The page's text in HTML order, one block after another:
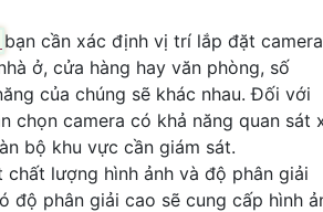
bạn cần xác định vị trí lắp đặt
ở, cửa hàng hay văn phòng, số
của chúng sẽ khác nhau. Đối với
chọn camera có khả năng quan sát
bộ khu vực cần giám sát.
chất lượng hình ảnh và độ phân giải
độ phân giải cao sẽ cung cấp hình